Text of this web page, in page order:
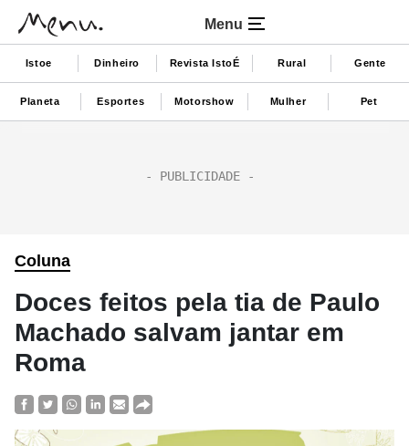
Menu
Istoe Dinheiro Revista IstoÉ Rural Gente
Planeta Esportes Motorshow Mulher Pet
Coluna
Doces feitos pela tia de Paulo
Machado salvam jantar em
Roma